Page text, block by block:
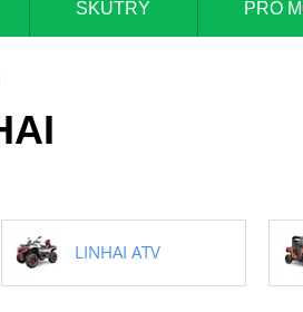
SKÚTRY PRO
LINHAI ATV